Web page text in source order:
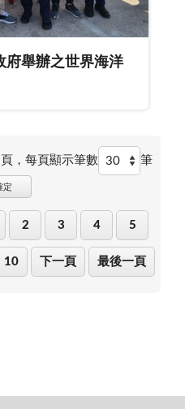
府舉辦之世界海洋
頁，每頁顯示筆數 筆
定
2 3 4 5
10 下一頁 最後一頁